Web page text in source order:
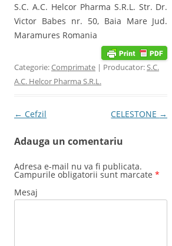
S.C. A.C. Helcor Pharma S.R.L. Str. Dr.
Victor Babes nr. 50, Baia Mare Jud.
Maramures Romania
Categorie:Comprimate | Producator: S.C.
A.C. Helcor Pharma S.R.L.
Post navigation
← Cefzil CELESTONE →
Adauga un comentariu
Adresa e-mail nu va fi publicata.
Campurile obligatorii sunt marcate *
Mesaj